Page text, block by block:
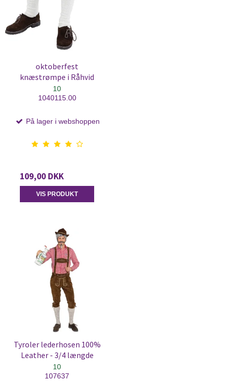
oktoberfest
knæstrømpe i Råhvid
10
1040115.00
På lager i webshoppen
109,00 DKK
VIS PRODUKT
Tyroler lederhosen 100%
Leather - 3/4 længde
10
107637